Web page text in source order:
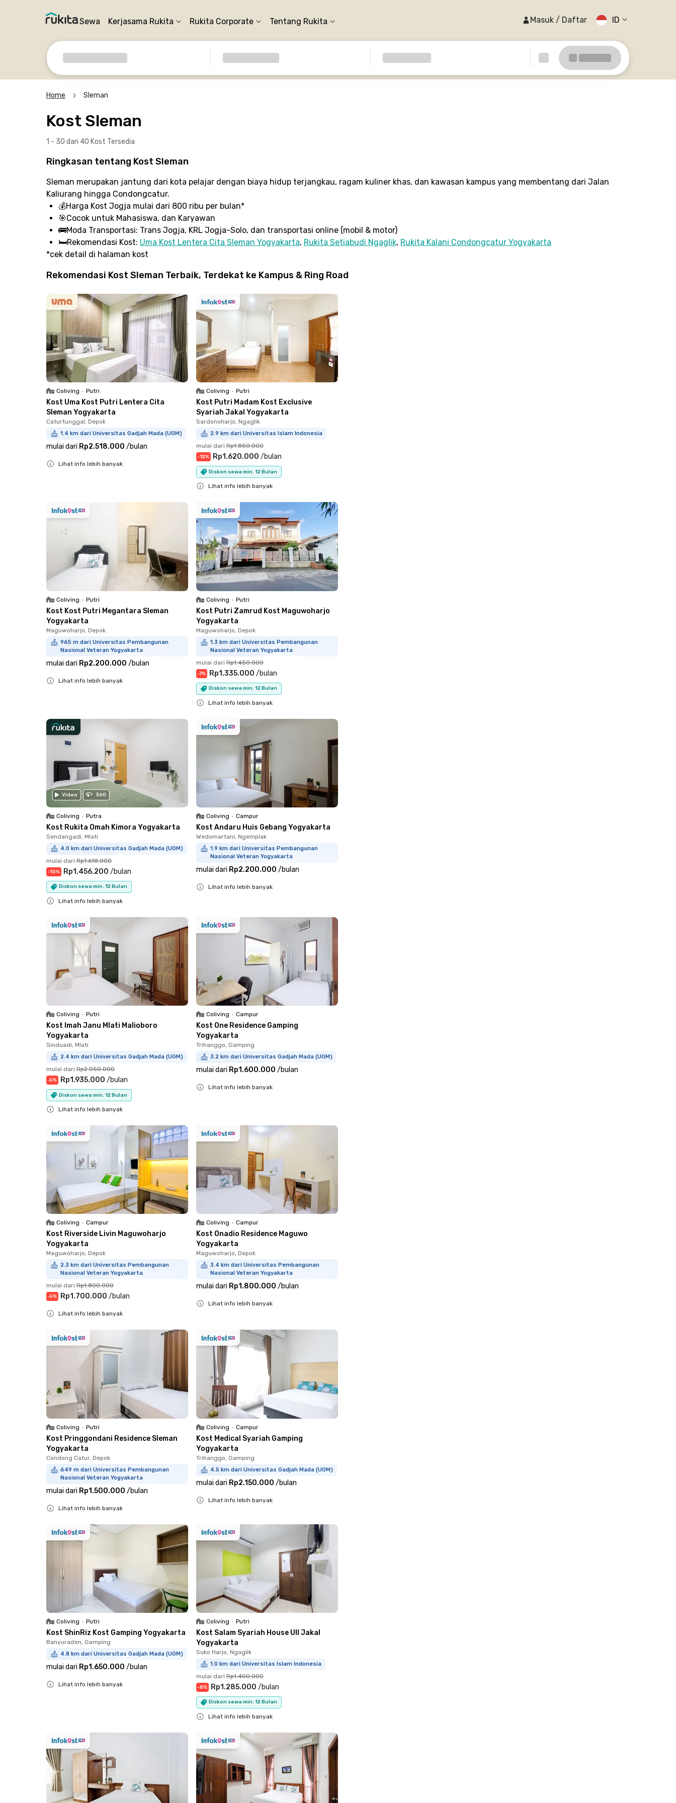
Sewa Kerjasama Rukita Rukita Corporate Tentang Rukita Masuk / Daftar ID
Home Sleman
Kost Sleman
1 - 30 dari 40 Kost Tersedia
Ringkasan tentang Kost Sleman
Sleman merupakan jantung dari kota pelajar dengan biaya hidup terjangkau, ragam kuliner khas, dan kawasan kampus yang membentang dari Jalan
Kaliurang hingga Condongcatur.
💰Harga Kost Jogja mulai dari 800 ribu per bulan*
🎯Cocok untuk Mahasiswa, dan Karyawan
🚌Moda Transportasi: Trans Jogja, KRL Jogja-Solo, dan transportasi online (mobil & motor)
🛏️Rekomendasi Kost: Uma Kost Lentera Cita Sleman Yogyakarta, Rukita Setiabudi Ngaglik, Rukita Kalani Condongcatur Yogyakarta
*cek detail di halaman kost
Rekomendasi Kost Sleman Terbaik, Terdekat ke Kampus & Ring Road
Coliving • Putri
Kost Uma Kost Putri Lentera Cita
Sleman Yogyakarta
Caturtunggal, Depok
1.4 km dari Universitas Gadjah Mada (UGM)
mulai dari Rp2.518.000 /bulan
Lihat info lebih banyak
Coliving • Putri
Kost Putri Madam Kost Exclusive
Syariah Jakal Yogyakarta
Sardonoharjo, Ngaglik
2.9 km dari Universitas Islam Indonesia
mulai dari Rp1.850.000
-12% Rp1.620.000 /bulan
Diskon sewa min. 12 Bulan
Lihat info lebih banyak
Coliving • Putri
Kost Kost Putri Megantara Sleman
Yogyakarta
Maguwoharjo, Depok
965 m dari Universitas Pembangunan
Nasional Veteran Yogyakarta
mulai dari Rp2.200.000 /bulan
Lihat info lebih banyak
Coliving • Putri
Kost Putri Zamrud Kost Maguwoharjo
Yogyakarta
Maguwoharjo, Depok
1.3 km dari Universitas Pembangunan
Nasional Veteran Yogyakarta
mulai dari Rp1.450.000
-7% Rp1.335.000 /bulan
Diskon sewa min. 12 Bulan
Lihat info lebih banyak
Video 360
Coliving • Putra
Kost Rukita Omah Kimora Yogyakarta
Sendangadi, Mlati
4.0 km dari Universitas Gadjah Mada (UGM)
mulai dari Rp1.618.000
-10% Rp1.456.200 /bulan
Diskon sewa min. 12 Bulan
Lihat info lebih banyak
Coliving • Campur
Kost Andaru Huis Gebang Yogyakarta
Wedomartani, Ngemplak
1.9 km dari Universitas Pembangunan
Nasional Veteran Yogyakarta
mulai dari Rp2.200.000 /bulan
Lihat info lebih banyak
Coliving • Putri
Kost Imah Janu Mlati Malioboro
Yogyakarta
Sinduadi, Mlati
2.4 km dari Universitas Gadjah Mada (UGM)
mulai dari Rp2.050.000
-5% Rp1.935.000 /bulan
Diskon sewa min. 12 Bulan
Lihat info lebih banyak
Coliving • Campur
Kost One Residence Gamping
Yogyakarta
Trihanggo, Gamping
3.2 km dari Universitas Gadjah Mada (UGM)
mulai dari Rp1.600.000 /bulan
Lihat info lebih banyak
Coliving • Campur
Kost Riverside Livin Maguwoharjo
Yogyakarta
Maguwoharjo, Depok
2.3 km dari Universitas Pembangunan
Nasional Veteran Yogyakarta
mulai dari Rp1.800.000
-5% Rp1.700.000 /bulan
Lihat info lebih banyak
Coliving • Campur
Kost Onadio Residence Maguwo
Yogyakarta
Maguwoharjo, Depok
3.4 km dari Universitas Pembangunan
Nasional Veteran Yogyakarta
mulai dari Rp1.800.000 /bulan
Lihat info lebih banyak
Coliving • Putri
Kost Pringgondani Residence Sleman
Yogyakarta
Condong Catur, Depok
649 m dari Universitas Pembangunan
Nasional Veteran Yogyakarta
mulai dari Rp1.500.000 /bulan
Lihat info lebih banyak
Coliving • Campur
Kost Medical Syariah Gamping
Yogyakarta
Trihanggo, Gamping
4.5 km dari Universitas Gadjah Mada (UGM)
mulai dari Rp2.150.000 /bulan
Lihat info lebih banyak
Coliving • Putri
Kost ShinRiz Kost Gamping Yogyakarta
Banyuraden, Gamping
4.8 km dari Universitas Gadjah Mada (UGM)
mulai dari Rp1.650.000 /bulan
Lihat info lebih banyak
Coliving • Putri
Kost Salam Syariah House UII Jakal
Yogyakarta
Suko Harjo, Ngaglik
1.0 km dari Universitas Islam Indonesia
mulai dari Rp1.400.000
-8% Rp1.285.000 /bulan
Diskon sewa min. 12 Bulan
Lihat info lebih banyak